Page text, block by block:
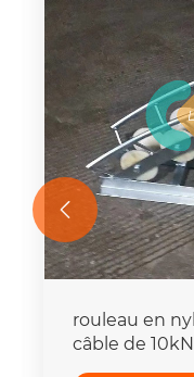
rouleau en
câble de
